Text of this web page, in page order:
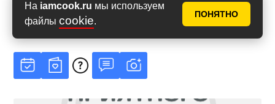
На iamcook.ru мы используем
файлы cookie.
ПОНЯТНО
Рейтинг5 из5
голосов